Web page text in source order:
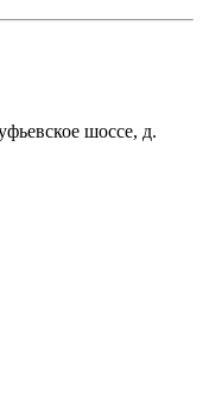
шоссе, д.